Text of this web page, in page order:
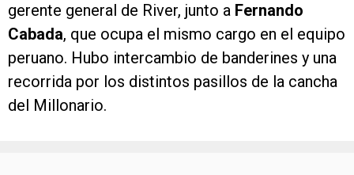
gerente general de River, junto a Fernando
Cabada, que ocupa el mismo cargo en el equipo
peruano. Hubo intercambio de banderines y una
recorrida por los distintos pasillos de la cancha
del Millonario.